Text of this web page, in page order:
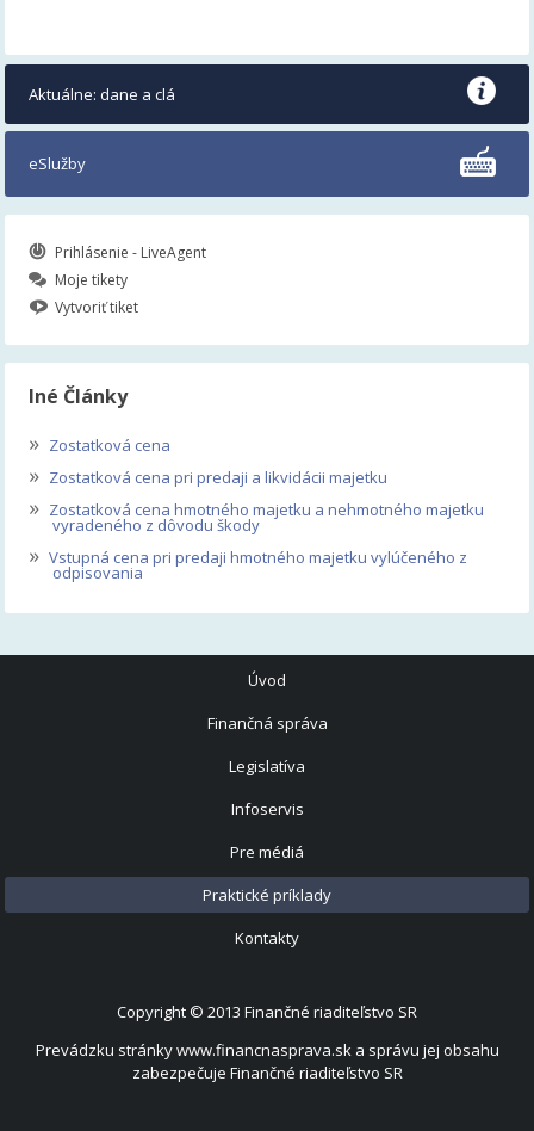
Aktuálne: dane a clá
eSlužby
Prihlásenie - LiveAgent
Moje tikety
Vytvoriť tiket
Iné Články
» Zostatková cena
» Zostatková cena pri predaji a likvidácii majetku
» Zostatková cena hmotného majetku a nehmotného majetku
vyradeného z dôvodu škody
» Vstupná cena pri predaji hmotného majetku vylúčeného z
odpisovania
Úvod
Finančná správa
Legislatíva
Infoservis
Pre médiá
Praktické príklady
Kontakty
Copyright © 2013 Finančné riaditeľstvo SR
Prevádzku stránky www.financnasprava.sk a správu jej obsahu
zabezpečuje Finančné riaditeľstvo SR